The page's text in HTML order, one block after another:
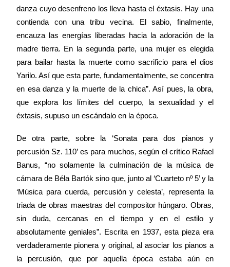
danza cuyo desenfreno los lleva hasta el éxtasis. Hay una
contienda con una tribu vecina. El sabio, finalmente,
encauza las energías liberadas hacia la adoración de la
madre tierra. En la segunda parte, una mujer es elegida
para bailar hasta la muerte como sacrificio para el dios
Yarilo. Así que esta parte, fundamentalmente, se concentra
en esa danza y la muerte de la chica”. Así pues, la obra,
que explora los límites del cuerpo, la sexualidad y el
éxtasis, supuso un escándalo en la época.
De otra parte, sobre la ‘Sonata para dos pianos y
percusión Sz. 110’ es para muchos, según el crítico Rafael
Banus, “no solamente la culminación de la música de
cámara de Béla Bartók sino que, junto al ‘Cuarteto nº 5’ y la
‘Música para cuerda, percusión y celesta’, representa la
triada de obras maestras del compositor húngaro. Obras,
sin duda, cercanas en el tiempo y en el estilo y
absolutamente geniales”. Escrita en 1937, esta pieza era
verdaderamente pionera y original, al asociar los pianos a
la percusión, que por aquella época estaba aún en